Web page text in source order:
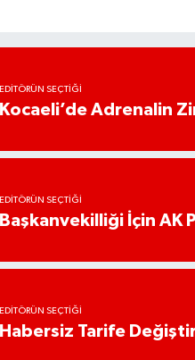
EDITÖRÜN SEÇTIĞI
Kocaeli’de Adrenalin
EDITÖRÜN SEÇTIĞI
Başkanvekilliği İçin AK
EDITÖRÜN SEÇTIĞI
Habersiz Tarife